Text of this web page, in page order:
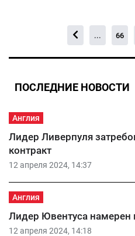
... 66
ПОСЛЕДНИЕ НОВОСТИ
Англия
12 апреля 2024, 14:37
Лидер Ливерпуля
контракт
Англия
12 апреля 2024, 14:18
Лидер Ювентуса намерен